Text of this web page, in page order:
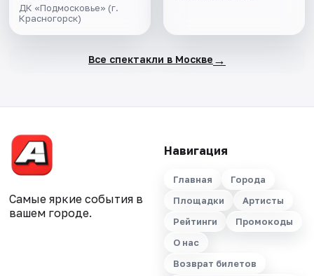
ДК «Подмосковье» (г.
Красногорск)
Все спектакли в Москве →
Самые яркие события в
вашем городе.
Навигация
Главная
Города
Площадки
Артисты
Рейтинги
Промокоды
О нас
Возврат билетов